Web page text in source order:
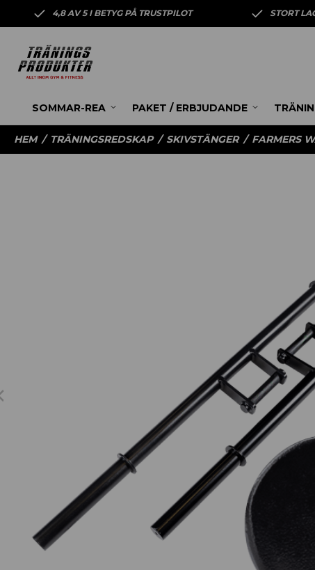
4,8 AV 5 I BETYG PÅ TRUSTPILOT STORT
SOMMAR-REA PAKET / ERBJUDANDE
HEM / TRÄNINGSREDSKAP / SKIVSTÄNGER / FARMERS